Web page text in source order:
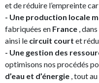
et de réduire l’empreinte
- Une production locale
fabriquées en France ,
ainsi le circuit court et
- Une gestion des
optimisons nos procédés
d’eau et d’énergie , tout